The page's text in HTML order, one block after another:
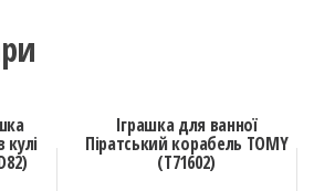
кулі
Іграшка для ванної
Піратський корабель TOMY
(Т71602)